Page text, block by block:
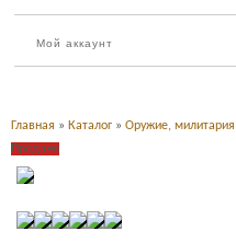
Мой аккаунт
Главная » Каталог » Оружие, милитария
Продано